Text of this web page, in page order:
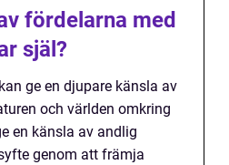
fördelarna med
själ?
ge en djupare känsla av
och världen omkring
en känsla av andlig
genom att främja